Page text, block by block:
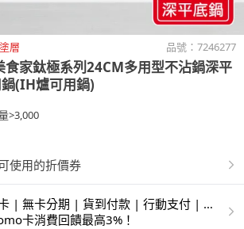
層 品號： 7246277
食家鈦極系列24CM多用型不沾鍋深平
(IH爐可用鍋)
>3,000
使用的折價券
| 無卡分期 | 貨到付款 | 行動支付 | 超
| ATM | 銀聯卡
卡消費回饋最高3%！